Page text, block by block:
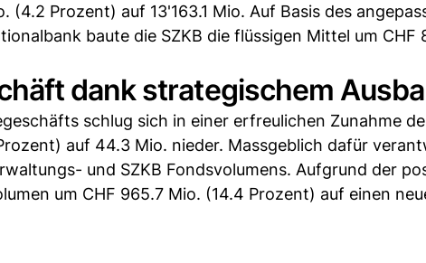
(4.2 Prozent) auf 13'163.1 Mio. Auf Basis des
baute die SZKB die flüssigen Mittel um CHF
dank strategischem
schlug sich in einer erfreulichen Zunahme
auf 44.3 Mio. nieder. Massgeblich dafür
und SZKB Fondsvolumens. Aufgrund der
um CHF 965.7 Mio. (14.4 Prozent) auf einen